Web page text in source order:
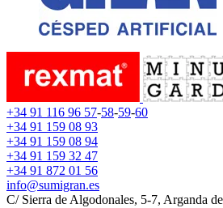
+34 91 116 96 57-58-59-60
+34 91 159 08 93
+34 91 159 08 94
+34 91 159 32 47
+34 91 872 01 56
info@sumigran.es
C/ Sierra de Algodonales, 5-7, Arganda